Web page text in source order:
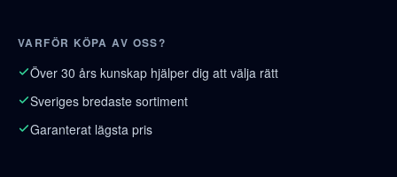
VARFÖR KÖPA AV OSS?
Över 30 års kunskap hjälper dig att välja rätt
Sveriges bredaste sortiment
Garanterat lägsta pris